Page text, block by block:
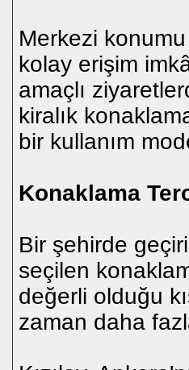
Merkezi
kolay erişim
amaçlı
kiralık
bir kullanım
Konaklama
Bir şehirde
seçilen
değerli olduğu
zaman daha